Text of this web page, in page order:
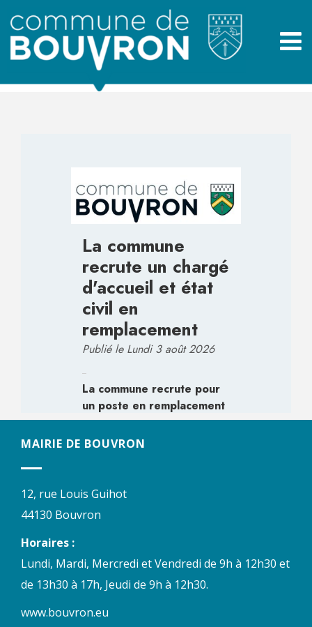
MAIRIE DE BOUVRON
12, rue Louis Guihot
44130 Bouvron
Horaires :
Lundi, Mardi, Mercredi et Vendredi de 9h à 12h30 et
de 13h30 à 17h, Jeudi de 9h à 12h30.
www.bouvron.eu